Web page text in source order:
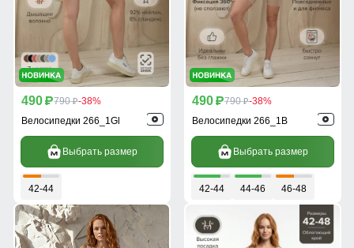
490 p790 p-38%
Велосипедки 266_1Gl
Выбрать размер
42-44
490 p790 p-38%
Велосипедки 266_1B
Выбрать размер
42-44 44-46 46-48